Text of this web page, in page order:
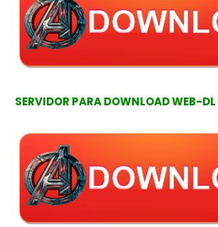
SERVIDOR PARA DOWNLOAD WEB-